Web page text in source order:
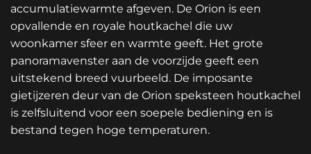
accumulatiewarmte afgeven. De Orion is een
opvallende en royale houtkachel die uw
woonkamer sfeer en warmte geeft. Het grote
panoramavenster aan de voorzijde geeft een
uitstekend breed vuurbeeld. De imposante
gietijzeren deur van de Orion speksteen houtkachel
is zelfsluitend voor een soepele bediening en is
bestand tegen hoge temperaturen.